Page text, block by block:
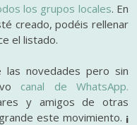
los grupos locales. En
creado, podéis rellenar
el listado.
novedades pero sin
canal de WhatsApp.
y amigos de otras
este movimiento. ¡